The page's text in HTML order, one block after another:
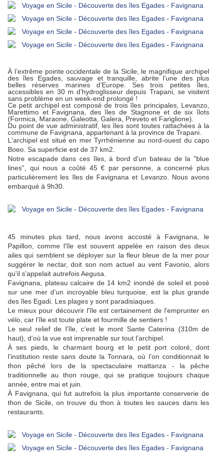
À l’extrême pointe occidentale de la Sicile, le magnifique archipel
des îles Egades, sauvage et tranquille, abrite l’une des plus
belles réserves marines d’Europe. Ses trois petites îles,
accessibles en 30 m d’hydroglisseur depuis Trapani, se visitent
sans problème en un week-end prolongé !
Ce petit archipel est composé de trois îles principales, Levanzo,
Marettimo et Favignana, des îles de Stagnone et de six îlots
(Formica, Maraone, Galeotta, Galera, Preveto et Fariglione).
Du point de vue administratif, les îles sont toutes rattachées à la
commune de Favignana, appartenant à la province de Trapani.
L'archipel est situé en mer Tyrrhénienne au nord-ouest du capo
Boeo. Sa superficie est de 37 km2.
Notre escapade dans ces îles, à bord d'un bateau de la "blue
lines", qui nous a coûté 45 € par personne, a concerné plus
particulièrement les îles de Favignana et Levanzo. Nous avons
embarqué à 9h30.
45 minutes plus tard, nous avons accosté à Favignana, le
Papillon, comme l'île est souvent appelée en raison des deux
ailes qui semblent se déployer sur la fleur bleue de la mer pour
suggérer le nectar, doit son nom actuel au vent Favonio, alors
qu'il s'appelait autrefois Aegusa.
Favignana, plateau calcaire de 14 km2 inondé de soleil et posé
sur une mer d’un incroyable bleu turquoise, est la plus grande
des îles Egadi. Les plages y sont paradisiaques.
Le mieux pour découvrir l'île est certainement de l'emprunter en
vélo, car l’île est toute plate et fourmille de sentiers !
Le seul relief de l’île, c’est le mont Sante Caterina (310m de
haut), d’où la vue est imprenable sur tout l’archipel.
À ses pieds, le charmant bourg et le petit port coloré, dont
l’institution reste sans doute la Tonnara, où l’on conditionnait le
thon pêché lors de la spectaculaire mattanza - la pêche
traditionnelle au thon rouge, qui se pratique toujours chaque
année, entre mai et juin.
À Favignana, qui fut autrefois la plus importante conserverie de
thon de Sicile, on trouve du thon à toutes les sauces dans les
restaurants.